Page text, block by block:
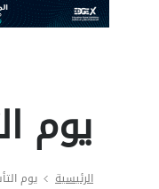
يوم
الرئيسية يوم